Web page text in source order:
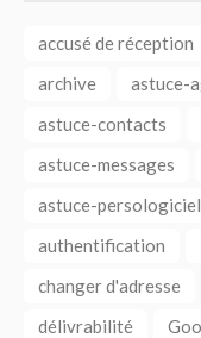
accusé de réception
archive
astuce-
astuce-contacts
astuce-messages
astuce-persologiciel
authentification
changer d'adresse
délivrabilité